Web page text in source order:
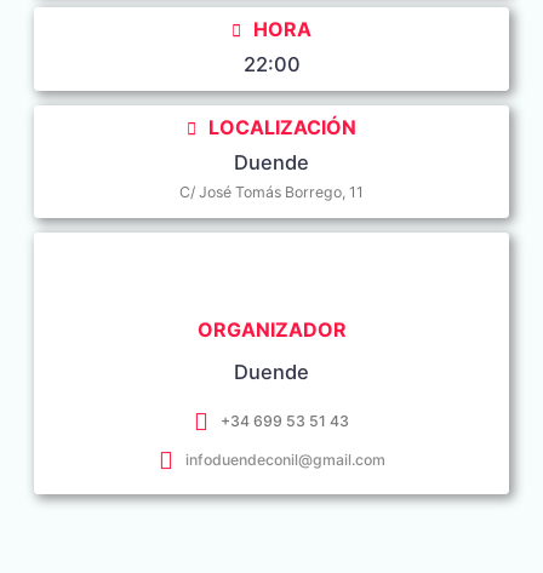
HORA
22:00
LOCALIZACIÓN
Duende
C/ José Tomás Borrego, 11
ORGANIZADOR
Duende
+34 699 53 51 43
infoduendeconil@gmail.com